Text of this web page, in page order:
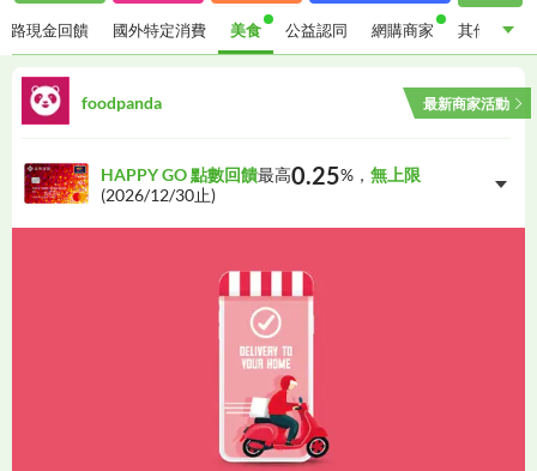
指定通路現金回饋 公益認同
網購商家
路現金回饋 國外特定消費 美食 公益認同 網購商家 其他優惠
foodpanda 最新商家活動
HAPPY GO 點數回饋最高0.25%， 無上限
(2026/12/30止)